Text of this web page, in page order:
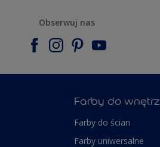
Obserwuj nas
Farby do wnętrz
Farby do ścian
Farby uniwersalne